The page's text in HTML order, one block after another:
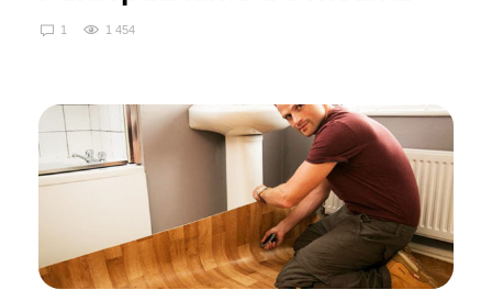
1 1 454